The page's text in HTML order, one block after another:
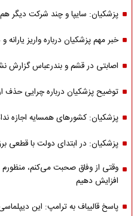
پزشکیان: سایپا و چند شرکت دیگر
خبر مهم پزشکیان درباره واریز
اصابتی در قشم و بندرعباس گزارش نشده
توضیح پزشکیان درباره چرایی حذف
پزشکیان: کشورهای همسایه اجازه
پزشکیان: در ابتدای دولت با قطعی
وقتی از وفاق صحبت می‌کنم، منظورم
افزایش دهیم
پاسخ قالیباف به ترامپ: این